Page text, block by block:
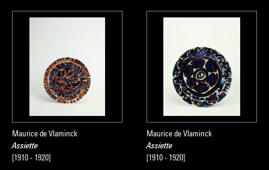
Maurice de Vlaminck
Assiette
[1910 - 1920]
Maurice de Vlaminck
Assiette
[1910 - 1920]